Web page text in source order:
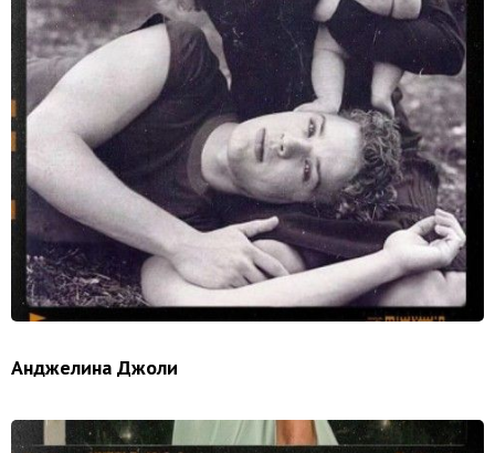
Анджелина Джоли